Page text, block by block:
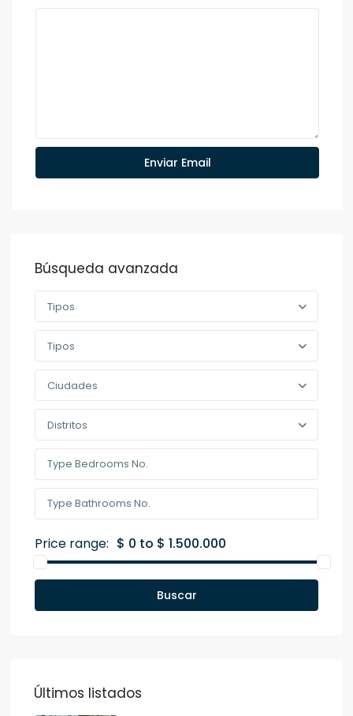
Búsqueda avanzada
Tipos
Tipos
Ciudades
Distritos
Price range: $ 0 to $ 1.500.000
Buscar
Últimos listados